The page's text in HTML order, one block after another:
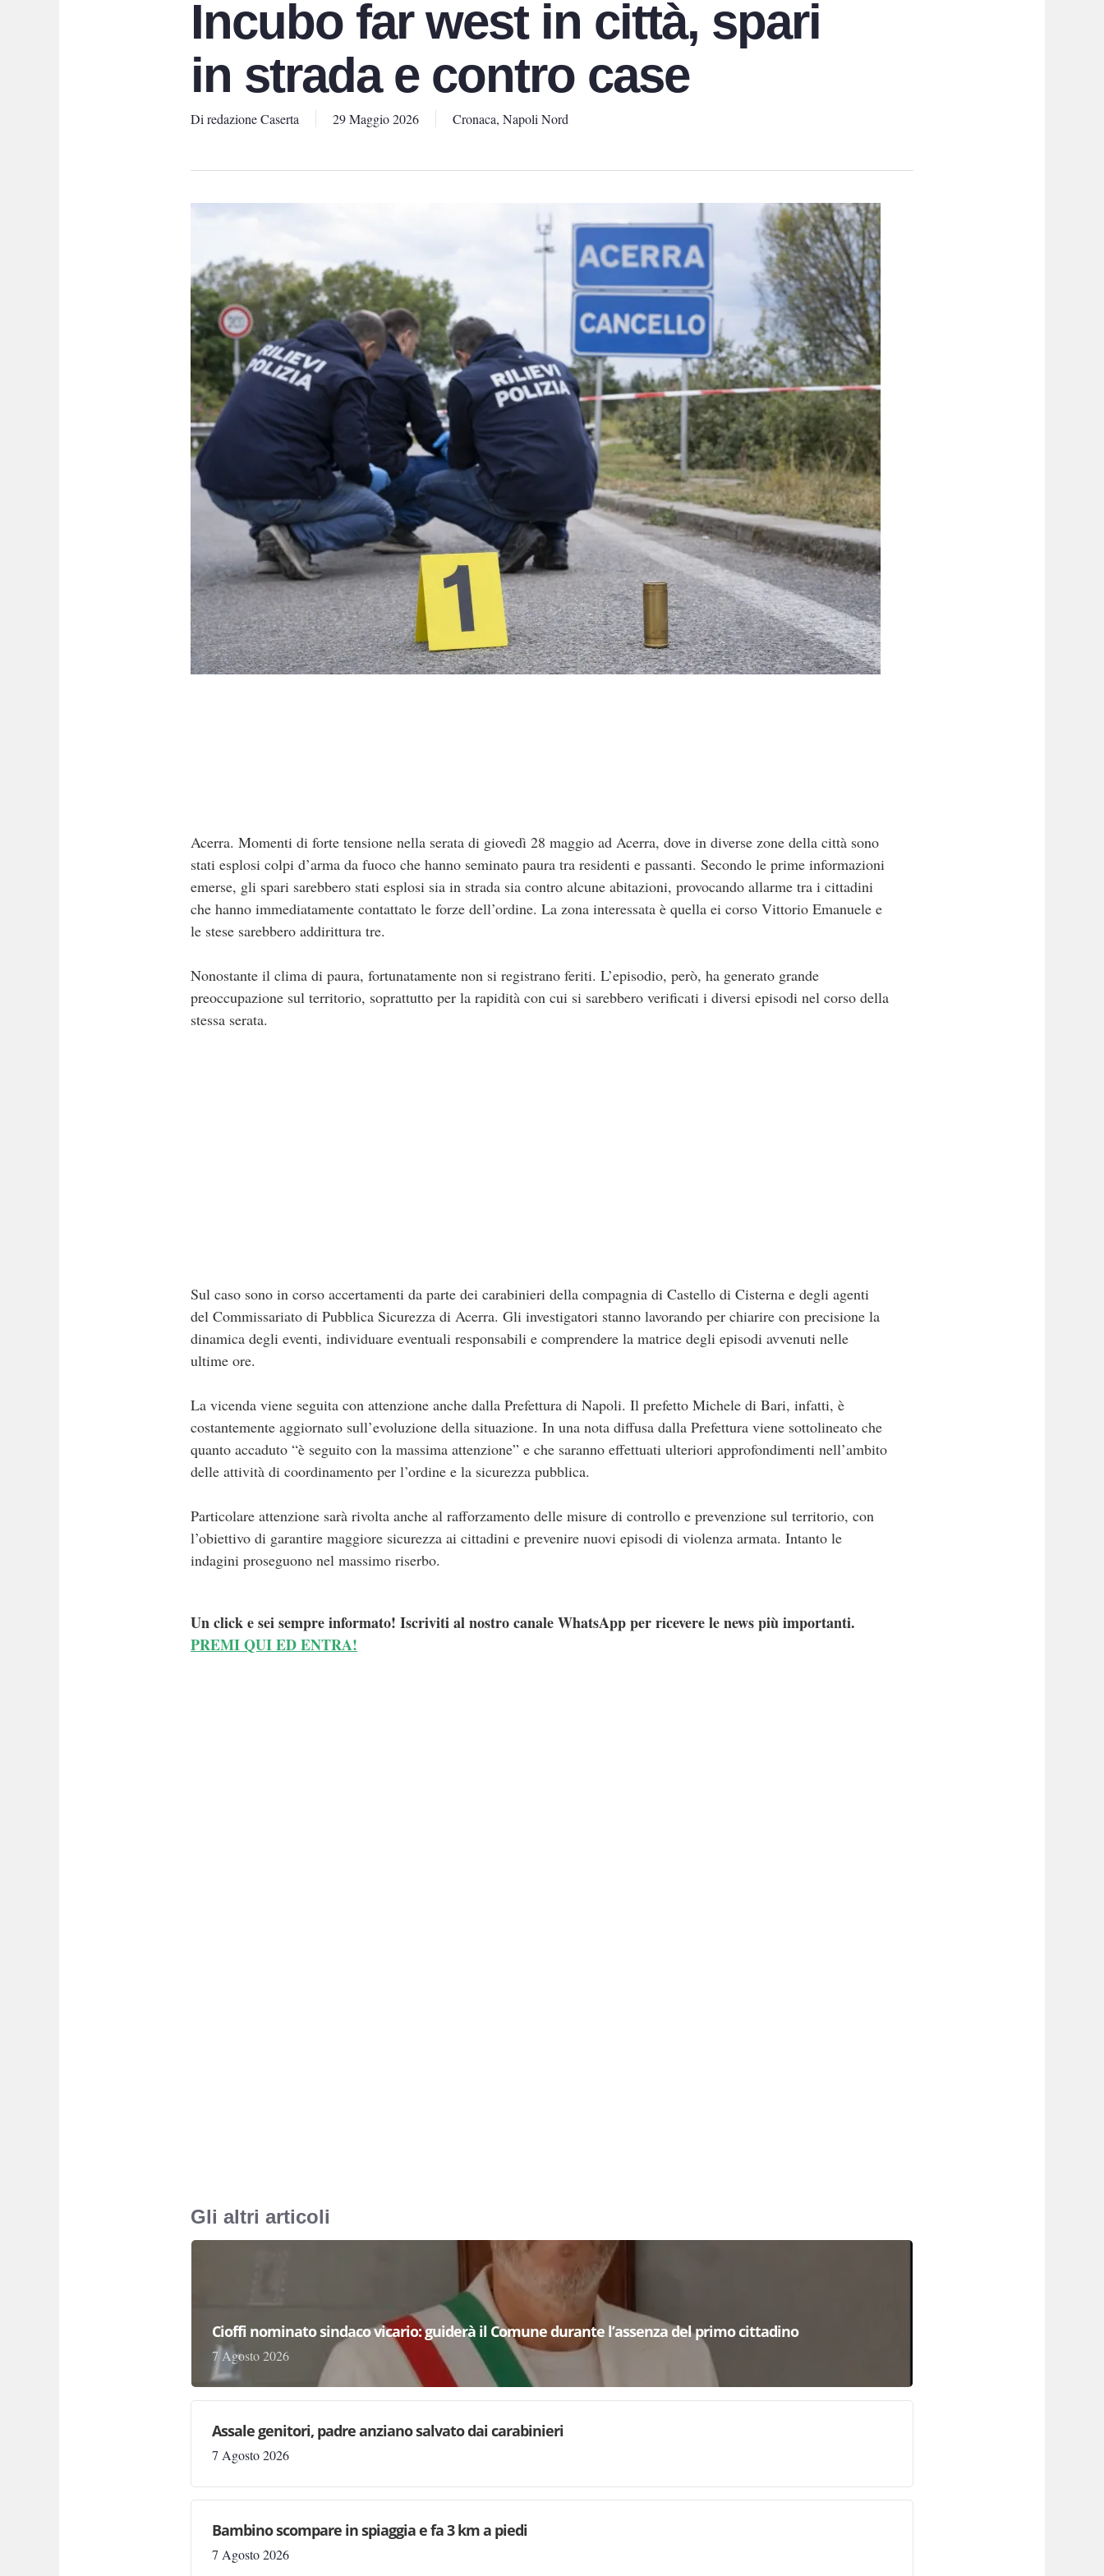
Incubo far west in città, spari
in strada e contro case
Di redazione Caserta 29 Maggio 2026 Cronaca, Napoli Nord
Acerra. Momenti di forte tensione nella serata di giovedì 28 maggio ad Acerra, dove in diverse zone della città sono
stati esplosi colpi d’arma da fuoco che hanno seminato paura tra residenti e passanti. Secondo le prime informazioni
emerse, gli spari sarebbero stati esplosi sia in strada sia contro alcune abitazioni, provocando allarme tra i cittadini
che hanno immediatamente contattato le forze dell’ordine. La zona interessata è quella ei corso Vittorio Emanuele e
le stese sarebbero addirittura tre.
Nonostante il clima di paura, fortunatamente non si registrano feriti. L’episodio, però, ha generato grande
preoccupazione sul territorio, soprattutto per la rapidità con cui si sarebbero verificati i diversi episodi nel corso della
stessa serata.
Sul caso sono in corso accertamenti da parte dei carabinieri della compagnia di Castello di Cisterna e degli agenti
del Commissariato di Pubblica Sicurezza di Acerra. Gli investigatori stanno lavorando per chiarire con precisione la
dinamica degli eventi, individuare eventuali responsabili e comprendere la matrice degli episodi avvenuti nelle
ultime ore.
La vicenda viene seguita con attenzione anche dalla Prefettura di Napoli. Il prefetto Michele di Bari, infatti, è
costantemente aggiornato sull’evoluzione della situazione. In una nota diffusa dalla Prefettura viene sottolineato che
quanto accaduto “è seguito con la massima attenzione” e che saranno effettuati ulteriori approfondimenti nell’ambito
delle attività di coordinamento per l’ordine e la sicurezza pubblica.
Particolare attenzione sarà rivolta anche al rafforzamento delle misure di controllo e prevenzione sul territorio, con
l’obiettivo di garantire maggiore sicurezza ai cittadini e prevenire nuovi episodi di violenza armata. Intanto le
indagini proseguono nel massimo riserbo.
Un click e sei sempre informato! Iscriviti al nostro canale WhatsApp per ricevere le news più importanti.
PREMI QUI ED ENTRA!
Gli altri articoli
Cioffi nominato sindaco vicario: guiderà il Comune durante l’assenza del primo cittadino
7 Agosto 2026
Assale genitori, padre anziano salvato dai carabinieri
7 Agosto 2026
Bambino scompare in spiaggia e fa 3 km a piedi
7 Agosto 2026